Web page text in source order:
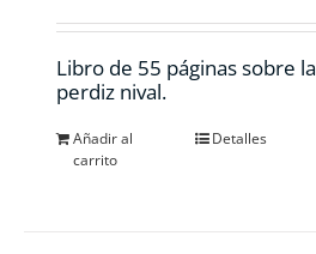
Libro de 55 páginas sobre la
perdiz nival.
Añadir al
carrito
Detalles